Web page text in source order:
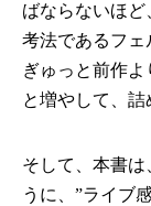
ばならないほ
考法であるフェ
ぎゅっと前作
と増やして、詰
そして、本書
うに、”ライブ